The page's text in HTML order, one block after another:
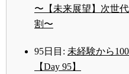
〜【未来展望】次世
割〜
95日目: 未経験から
【Day 95】